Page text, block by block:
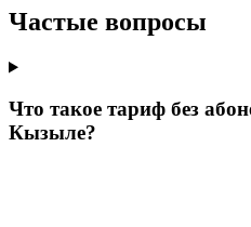
Частые вопросы
Что такое тариф без
Кызыле?